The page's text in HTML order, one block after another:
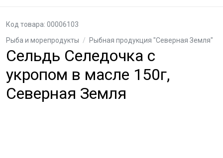
Рыба и морепродукты / Рыбная продукция "Северная Земля"
Сельдь Селедочка с
укропом в масле 150г,
Северная Земля
Код товара: 00006103